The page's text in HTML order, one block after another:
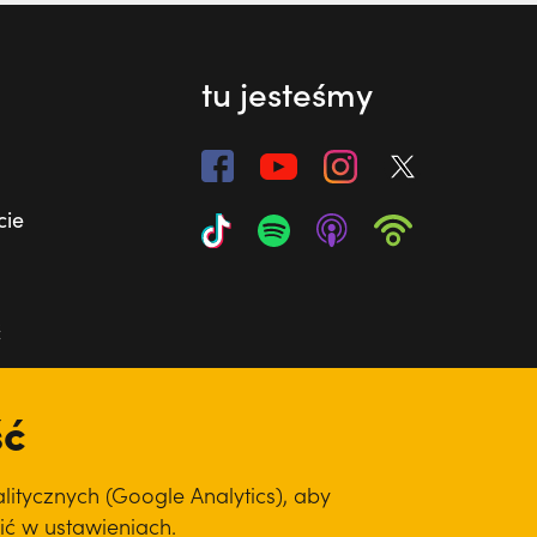
tu jesteśmy
(Google Analytics), aby
w ustawieniach.